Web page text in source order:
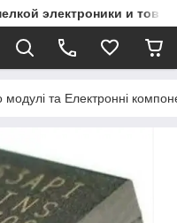
электроники и
модулі та Електронні